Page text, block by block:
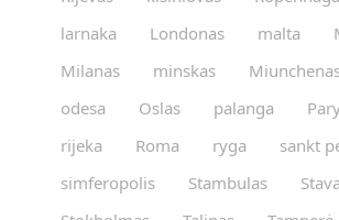
larnaka
Londonas malta
Milanas
minskas
odesa
Oslas palanga
rijeka
Roma ryga
sankt
simferopolis
Stambulas